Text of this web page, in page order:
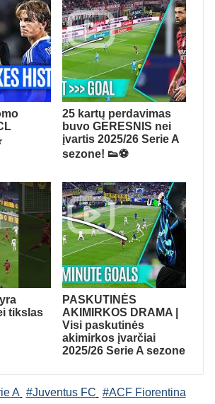
25 kartų perdavimas
buvo GERESNIS nei
įvartis 2025/26 Serie A
sezone! 👟⚽
tikslas
PASKUTINĖS
AKIMIRKOS DRAMA |
Visi paskutinės
akimirkos įvarčiai
2025/26 Serie A sezone
A #Juventus FC #ACF Fiorentina